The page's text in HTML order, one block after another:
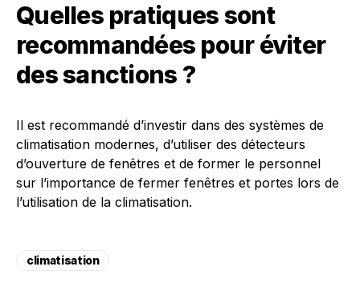
Quelles pratiques sont
recommandées pour éviter
des sanctions ?
Il est recommandé d’investir dans des systèmes de
climatisation modernes, d’utiliser des détecteurs
d’ouverture de fenêtres et de former le personnel
sur l’importance de fermer fenêtres et portes lors de
l’utilisation de la climatisation.
climatisation